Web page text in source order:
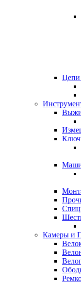
Цепи
Камеры и